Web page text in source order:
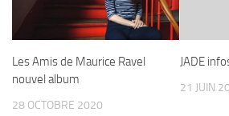
Les Amis de Maurice Ravel
nouvel album
28 OCTOBRE 2020
JADE
21 JUIN